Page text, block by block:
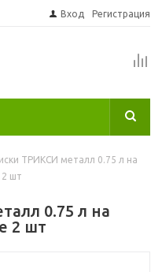
Вход Регистрация
ТРИКСИ металл 0.75 л на
2 шт
0.75 л на
2 шт